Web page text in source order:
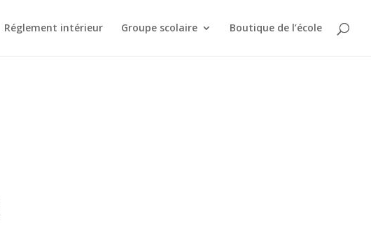
Réglement intérieur Groupe scolaire Boutique de l’école